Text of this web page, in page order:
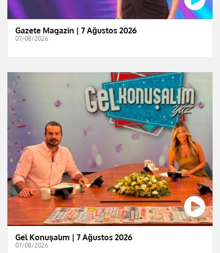
Gazete Magazin | 7 Ağustos 2026
07/08/2026
Gel Konuşalım | 7 Ağustos 2026
07/08/2026